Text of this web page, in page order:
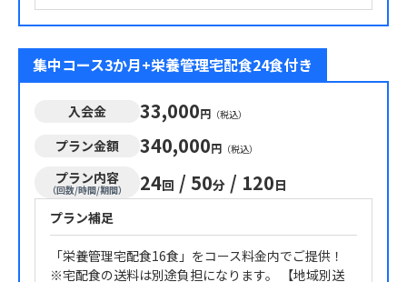
集中コース3か月+栄養管理宅配食24食付き
入会金 33,000円 （税込）
プラン金額 340,000円 （税込）
プラン内容
（回数/時間/期間） 24回 / 50分 / 120日
プラン補足
「栄養管理宅配食16食」をコース料金内でご提供！
※宅配食の送料は別途負担になります。 【地域別送